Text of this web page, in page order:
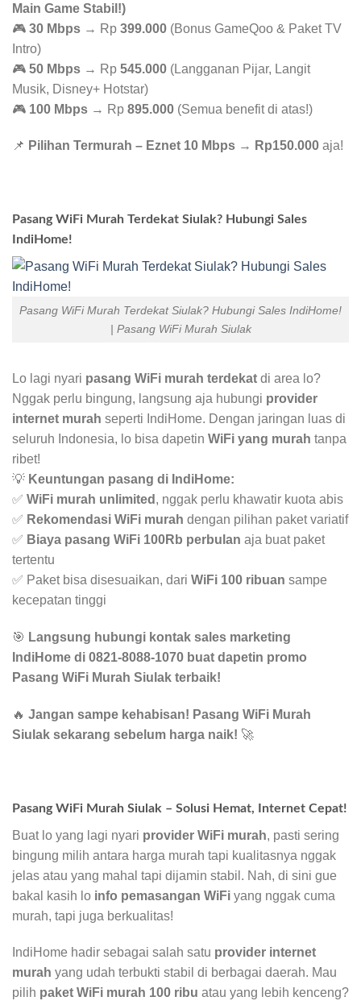
Main Game Stabil!)
🎮 30 Mbps → Rp 399.000 (Bonus GameQoo & Paket TV
Intro)
🎮 50 Mbps → Rp 545.000 (Langganan Pijar, Langit
Musik, Disney+ Hotstar)
🎮 100 Mbps → Rp 895.000 (Semua benefit di atas!)
📌 Pilihan Termurah – Eznet 10 Mbps → Rp150.000 aja!
Pasang WiFi Murah Terdekat Siulak? Hubungi Sales
IndiHome!
Pasang WiFi Murah Terdekat Siulak? Hubungi Sales IndiHome!
| Pasang WiFi Murah Siulak
Lo lagi nyari pasang WiFi murah terdekat di area lo?
Nggak perlu bingung, langsung aja hubungi provider
internet murah seperti IndiHome. Dengan jaringan luas di
seluruh Indonesia, lo bisa dapetin WiFi yang murah tanpa
ribet!
💡 Keuntungan pasang di IndiHome:
✅ WiFi murah unlimited , nggak perlu khawatir kuota abis
✅ Rekomendasi WiFi murah dengan pilihan paket variatif
✅ Biaya pasang WiFi 100Rb perbulan aja buat paket
tertentu
✅ Paket bisa disesuaikan, dari WiFi 100 ribuan sampe
kecepatan tinggi
🎯 Langsung hubungi kontak sales marketing
IndiHome di 0821-8088-1070 buat dapetin promo
Pasang WiFi Murah Siulak terbaik!
🔥 Jangan sampe kehabisan! Pasang WiFi Murah
Siulak sekarang sebelum harga naik! 🚀
Pasang WiFi Murah Siulak – Solusi Hemat, Internet Cepat!
Buat lo yang lagi nyari provider WiFi murah, pasti sering
bingung milih antara harga murah tapi kualitasnya nggak
jelas atau yang mahal tapi dijamin stabil. Nah, di sini gue
bakal kasih lo info pemasangan WiFi yang nggak cuma
murah, tapi juga berkualitas!
IndiHome hadir sebagai salah satu provider internet
murah yang udah terbukti stabil di berbagai daerah. Mau
pilih paket WiFi murah 100 ribu atau yang lebih kenceng?